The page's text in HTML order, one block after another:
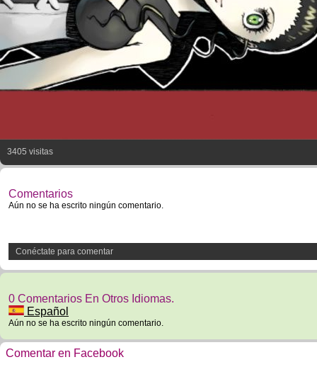
3405 visitas
Comentarios
Aún no se ha escrito ningún comentario.
Conéctate para comentar
0 Comentarios En Otros Idiomas.
Español
Aún no se ha escrito ningún comentario.
Comentar en Facebook